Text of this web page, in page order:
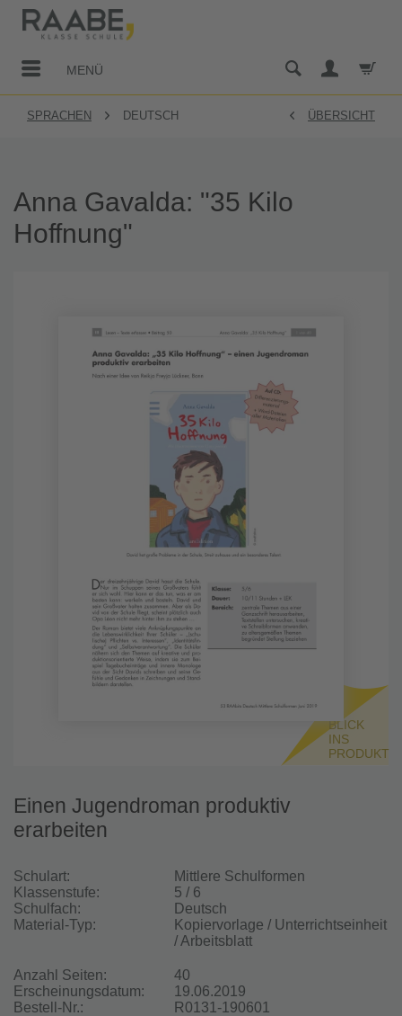
MENÜ
SPRACHEN DEUTSCH ÜBERSICHT
Anna Gavalda: "35 Kilo
Hoffnung"
BLICK
INS
PRODUKT
Einen Jugendroman produktiv
erarbeiten
Schulart:
Mittlere Schulformen
Klassenstufe:
5 / 6
Schulfach:
Deutsch
Material-Typ:
Kopiervorlage / Unterrichtseinheit
/ Arbeitsblatt
Anzahl Seiten:
40
Erscheinungsdatum:
19.06.2019
Bestell-Nr.:
R0131-190601